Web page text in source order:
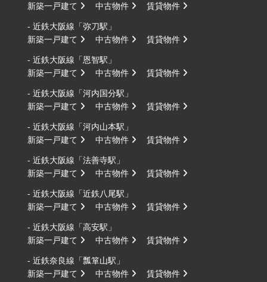
新築一戸建て
中古物件 賃貸物件
- 近鉄大阪線「弥刀駅」
新築一戸建て
中古物件 賃貸物件
- 近鉄大阪線「恩智駅」
新築一戸建て
中古物件 賃貸物件
- 近鉄大阪線「河内国分駅」
新築一戸建て
中古物件 賃貸物件
- 近鉄大阪線「河内山本駅」
新築一戸建て
中古物件 賃貸物件
- 近鉄大阪線「法善寺駅」
新築一戸建て
中古物件 賃貸物件
- 近鉄大阪線「近鉄八尾駅」
新築一戸建て
中古物件 賃貸物件
- 近鉄大阪線「高安駅」
新築一戸建て
中古物件 賃貸物件
- 近鉄奈良線「瓢箪山駅」
新築一戸建て
中古物件 賃貸物件